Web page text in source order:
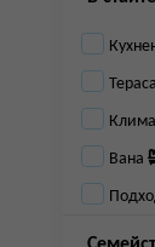
Тераса
Вана